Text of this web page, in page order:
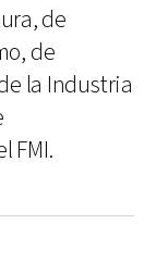
de
de
la Industria
FMI.